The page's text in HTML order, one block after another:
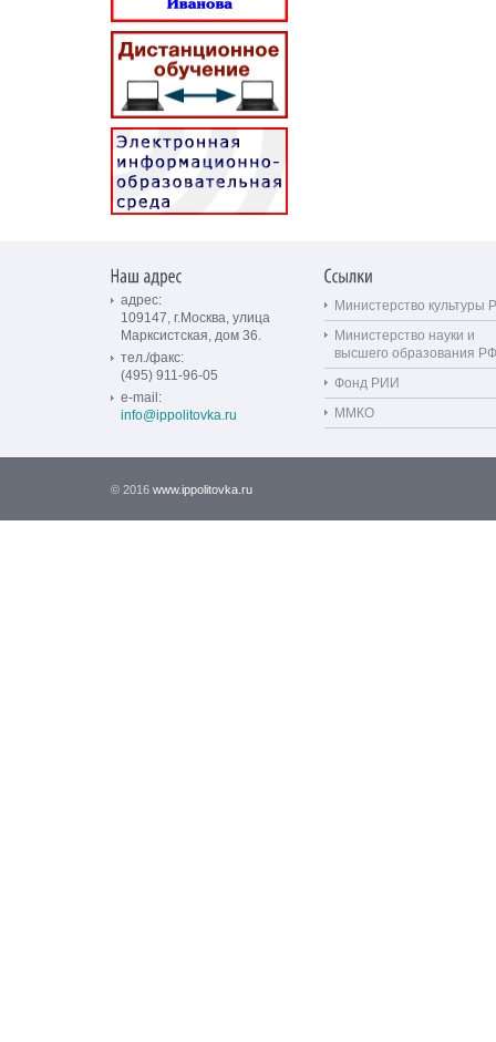
адрес:
109147, г.Москва, улица
Марксистская, дом 36.
тел./факс:
(495) 911-96-05
e-mail:
info@ippolitovka.ru
Министерство культуры
Министерство науки и
высшего образования РФ
Фонд РИИ
ММКО
© 2016 www.ippolitovka.ru